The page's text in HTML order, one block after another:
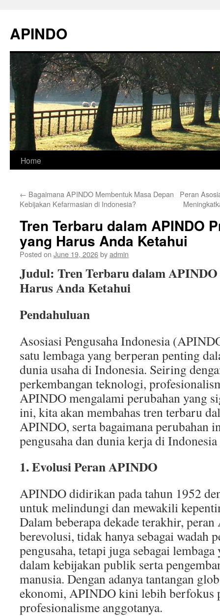
content
APINDO
Home
← Bagaimana APINDO Membentuk Masa Depan
Kebijakan Kefarmasian di Indonesia?
Peran
Tren Terbaru dalam APINDO
yang Harus Anda Ketahui
Posted on June 19, 2026byadmin
Judul: Tren Terbaru dalam APINDO
Harus Anda Ketahui
Pendahuluan
Asosiasi Pengusaha Indonesia
satu lembaga yang berperan penting
dunia usaha di Indonesia. Seiring
perkembangan teknologi,
APINDO mengalami perubahan yang
ini, kita akan membahas tren terbaru
APINDO, serta bagaimana perubahan
pengusaha dan dunia kerja di
1. Evolusi Peran APINDO
APINDO didirikan pada tahun 1952
untuk melindungi dan mewakili
Dalam beberapa dekade terakhir,
berevolusi, tidak hanya sebagai wadah
pengusaha, tetapi juga sebagai
dalam kebijakan publik serta
manusia. Dengan adanya tantangan
ekonomi, APINDO kini lebih berfokus
profesionalisme anggotanya.